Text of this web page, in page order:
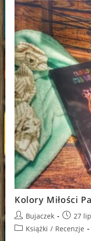
Być
Odważne
Alex
Rovira,
Francesc
Miralles
Kolory Miłości
Post
author:
Bujaczek
Post27
PostKsiążki / Recenzje